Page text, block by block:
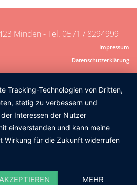
Minden - Tel. 0571 / 8294999
Impressum
Datenschutzerklärung
Tracking-Technologien von Dritten,
stetig zu verbessern und
Interessen der Nutzer
einverstanden und kann meine
Wirkung für die Zukunft widerrufen
MEHR